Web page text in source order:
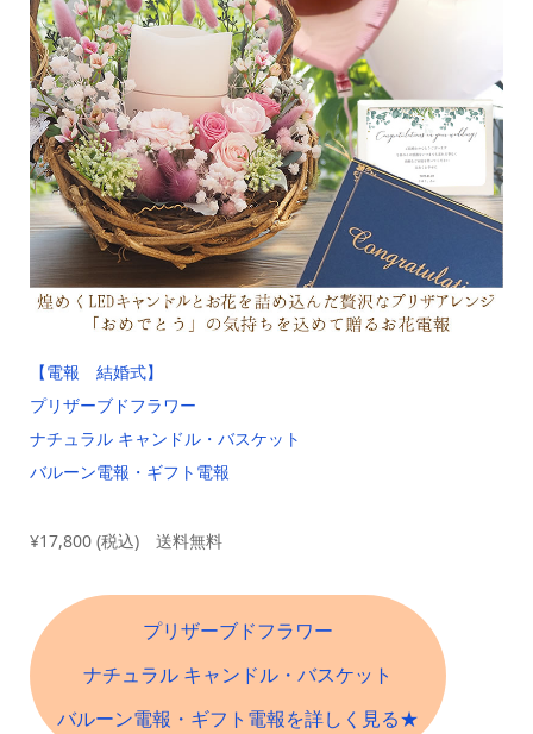
【電報 結婚式】
プリザーブドフラワー
ナチュラル キャンドル・バスケット
バルーン電報・ギフト電報
¥17,800 (税込) 送料無料
プリザーブドフラワー
ナチュラル キャンドル・バスケット
バルーン電報・ギフト電報を詳しく見る★